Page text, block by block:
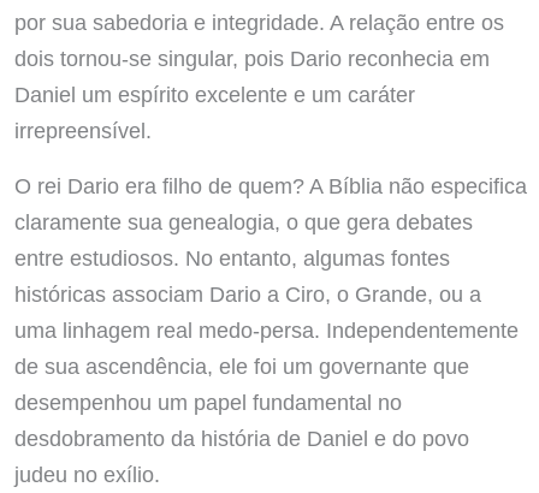
por sua sabedoria e integridade. A relação entre os
dois tornou-se singular, pois Dario reconhecia em
Daniel um espírito excelente e um caráter
irrepreensível.
O rei Dario era filho de quem? A Bíblia não especifica
claramente sua genealogia, o que gera debates
entre estudiosos. No entanto, algumas fontes
históricas associam Dario a Ciro, o Grande, ou a
uma linhagem real medo-persa. Independentemente
de sua ascendência, ele foi um governante que
desempenhou um papel fundamental no
desdobramento da história de Daniel e do povo
judeu no exílio.